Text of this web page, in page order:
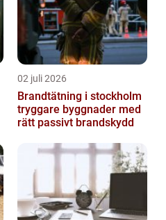
02 juli 2026
Brandtätning i stockholm
tryggare byggnader med
rätt passivt brandskydd